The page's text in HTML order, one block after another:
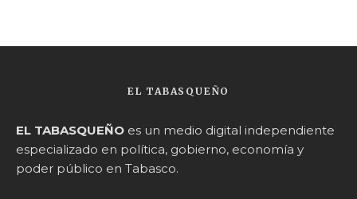
EL TABASQUEÑO
EL TABASQUEÑO es un medio digital independiente
especializado en política, gobierno, economía y
poder público en Tabasco.